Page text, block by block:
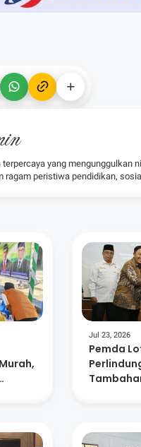
terpercaya yang mengunggulkan
ragam peristiwa pendidikan,
Jul 23, 2026
Pemda